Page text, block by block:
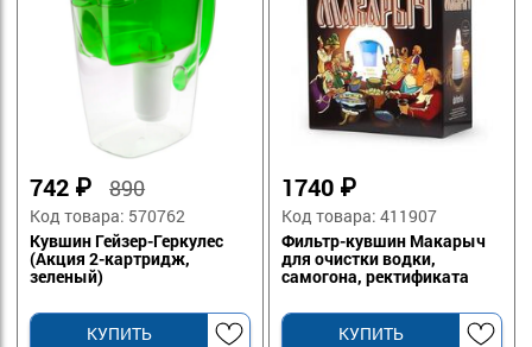
742 ₽890
Код товара: 570762
Кувшин Гейзер-Геркулес
(Акция 2-картридж,
зеленый)
КУПИТЬ
1740 ₽
Код товара: 411907
Фильтр-кувшин Макарыч
для очистки водки,
самогона, ректификата
КУПИТЬ